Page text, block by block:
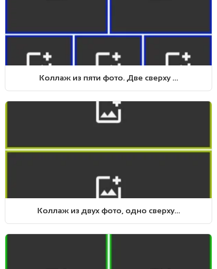
Коллаж из пяти фото. Две сверху ...
Коллаж из двух фото, одно сверху...